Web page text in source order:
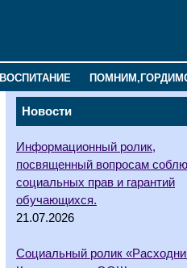
ВОСПИТАНИЕ
Новости
Информационный ролик,
посвященный вопросам
социальных прав и гарантий
обучающихся.
21.07.2026
Социальный ролик